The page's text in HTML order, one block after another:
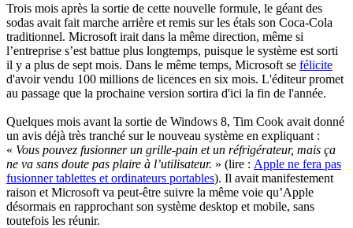
Trois mois après la sortie de cette nouvelle formule, le géant des
sodas avait fait marche arrière et remis sur les étals son Coca-Cola
traditionnel. Microsoft irait dans la même direction, même si
l’entreprise s’est battue plus longtemps, puisque le système est sorti
il y a plus de sept mois. Dans le même temps, Microsoft se félicite
d'avoir vendu 100 millions de licences en six mois. L'éditeur promet
au passage que la prochaine version sortira d'ici la fin de l'année.
Quelques mois avant la sortie de Windows 8, Tim Cook avait donné
un avis déjà très tranché sur le nouveau système en expliquant :
« Vous pouvez fusionner un grille-pain et un réfrigérateur, mais ça
ne va sans doute pas plaire à l’utilisateur. » (lire : Apple ne fera pas
fusionner tablettes et ordinateurs portables). Il avait manifestement
raison et Microsoft va peut-être suivre la même voie qu’Apple
désormais en rapprochant son système desktop et mobile, sans
toutefois les réunir.